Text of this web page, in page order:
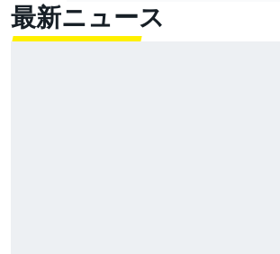
最新ニュース